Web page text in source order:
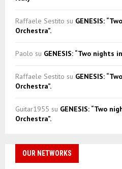
Raffaele Sestito su GENESIS:
Orchestra”.
Paolo su GENESIS: “Two nights
Raffaele Sestito su GENESIS:
Orchestra”.
Guitar1955 su GENESIS: “Two
Orchestra”.
OUR NETWORKS